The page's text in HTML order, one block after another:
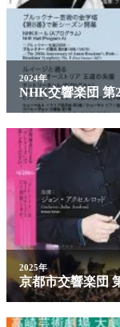
2024年
NHK交響楽団 第
2025年
京都市交響楽団